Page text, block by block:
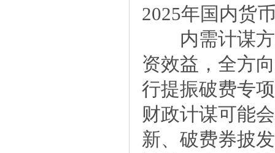
2025年国内货
内需计谋方
资效益，全方
行提振破费专
财政计谋可能
新、破费券披